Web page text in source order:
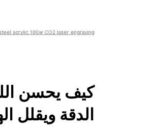
كيف يحسن
الدقة ويقلل